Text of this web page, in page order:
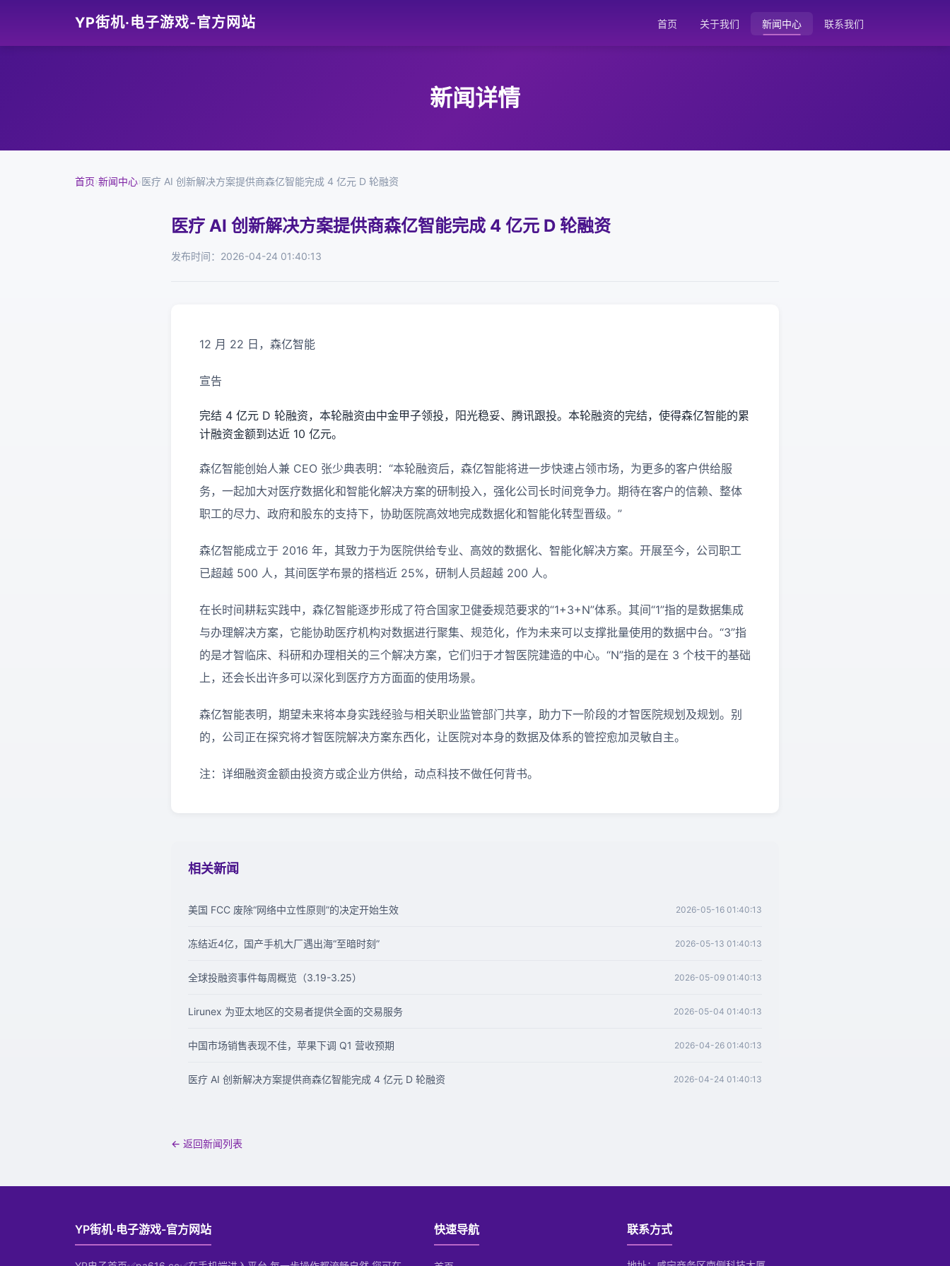
YP街机·电子游戏-官方网站 首页 关于我们 新闻中心 联系我们
新闻详情
首页›新闻中心›医疗 AI 创新解决方案提供商森亿智能完成 4 亿元 D 轮融资
医疗 AI 创新解决方案提供商森亿智能完成 4 亿元 D 轮融资
发布时间：2026-04-24 01:40:13
12 月 22 日，森亿智能
宣告
完结 4 亿元 D 轮融资，本轮融资由中金甲子领投，阳光稳妥、腾讯跟投。本轮融资的完结，使得森亿智能的累
计融资金额到达近 10 亿元。
森亿智能创始人兼 CEO 张少典表明：“本轮融资后，森亿智能将进一步快速占领市场，为更多的客户供给服
务，一起加大对医疗数据化和智能化解决方案的研制投入，强化公司长时间竞争力。期待在客户的信赖、整体
职工的尽力、政府和股东的支持下，协助医院高效地完成数据化和智能化转型晋级。”
森亿智能成立于 2016 年，其致力于为医院供给专业、高效的数据化、智能化解决方案。开展至今，公司职工
已超越 500 人，其间医学布景的搭档近 25%，研制人员超越 200 人。
在长时间耕耘实践中，森亿智能逐步形成了符合国家卫健委规范要求的“1+3+N”体系。其间“1”指的是数据集成
与办理解决方案，它能协助医疗机构对数据进行聚集、规范化，作为未来可以支撑批量使用的数据中台。“3”指
的是才智临床、科研和办理相关的三个解决方案，它们归于才智医院建造的中心。“N”指的是在 3 个枝干的基础
上，还会长出许多可以深化到医疗方方面面的使用场景。
森亿智能表明，期望未来将本身实践经验与相关职业监管部门共享，助力下一阶段的才智医院规划及规划。别
的，公司正在探究将才智医院解决方案东西化，让医院对本身的数据及体系的管控愈加灵敏自主。
注：详细融资金额由投资方或企业方供给，动点科技不做任何背书。
相关新闻
美国 FCC 废除“网络中立性原则”的决定开始生效 2026-05-16 01:40:13
冻结近4亿，国产手机大厂遇出海“至暗时刻” 2026-05-13 01:40:13
全球投融资事件每周概览（3.19-3.25） 2026-05-09 01:40:13
Lirunex 为亚太地区的交易者提供全面的交易服务 2026-05-04 01:40:13
中国市场销售表现不佳，苹果下调 Q1 营收预期 2026-04-26 01:40:13
医疗 AI 创新解决方案提供商森亿智能完成 4 亿元 D 轮融资 2026-04-24 01:40:13
← 返回新闻列表
YP街机·电子游戏-官方网站 快速导航 联系方式